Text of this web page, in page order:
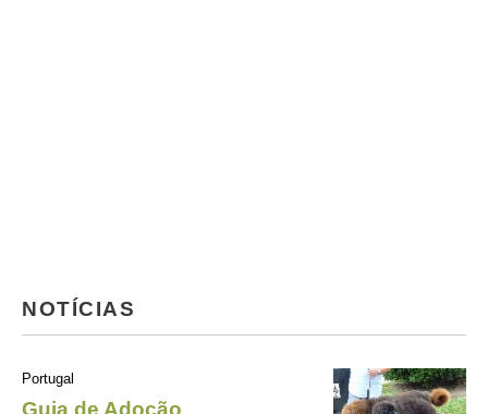
NOTÍCIAS
Portugal
Guia de Adoção